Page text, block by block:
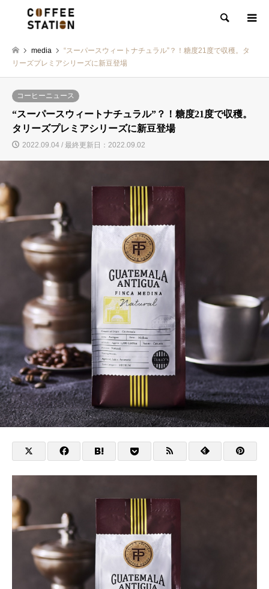
検索
media
“スーパースウィートナチュラル”？！糖度21度で収穫。タ
リーズプレミアシリーズに新豆登場
コーヒーニュース
“スーパースウィートナチュラル”？！糖度21度で収穫。
タリーズプレミアシリーズに新豆登場
2022.09.04 / 最終更新日：2022.09.02